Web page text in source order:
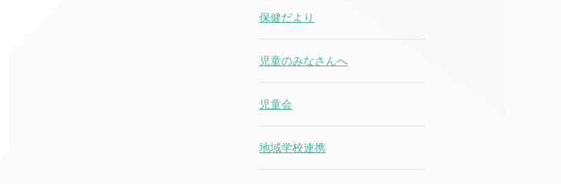
保健だより
児童のみなさんへ
児童会
地域学校連携